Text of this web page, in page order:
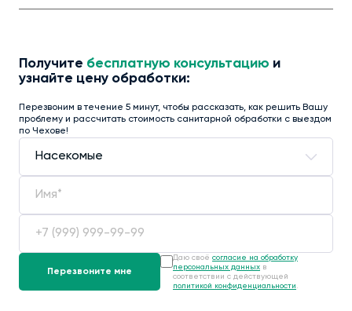
Получите бесплатную консультацию и
узнайте цену обработки:
Перезвоним в течение 5 минут, чтобы рассказать, как решить Вашу
проблему и рассчитать стоимость санитарной обработки с выездом
по Чехове!
Даю своё согласие на обработку
персональных данных в
соответствии с действующей
политикой конфиденциальности .